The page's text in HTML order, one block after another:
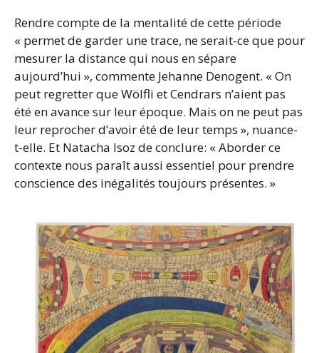
Rendre compte de la mentalité de cette période
« permet de garder une trace, ne serait-ce que pour
mesurer la distance qui nous en sépare
aujourd’hui », commente Jehanne Denogent. « On
peut regretter que Wölfli et Cendrars n’aient pas
été en avance sur leur époque. Mais on ne peut pas
leur reprocher d’avoir été de leur temps », nuance-
t-elle. Et Natacha Isoz de conclure: « Aborder ce
contexte nous paraît aussi essentiel pour prendre
conscience des inégalités toujours présentes. »